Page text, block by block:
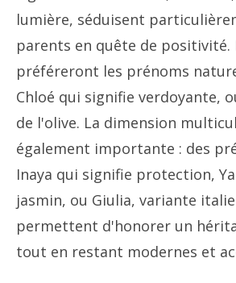
lumière, séduisent
parents en quête de positivité.
préféreront les prénoms
Chloé qui signifie verdoyante,
de l'olive. La dimension
également importante : des
Inaya qui signifie protection,
jasmin, ou Giulia, variante
permettent d'honorer un
tout en restant modernes et